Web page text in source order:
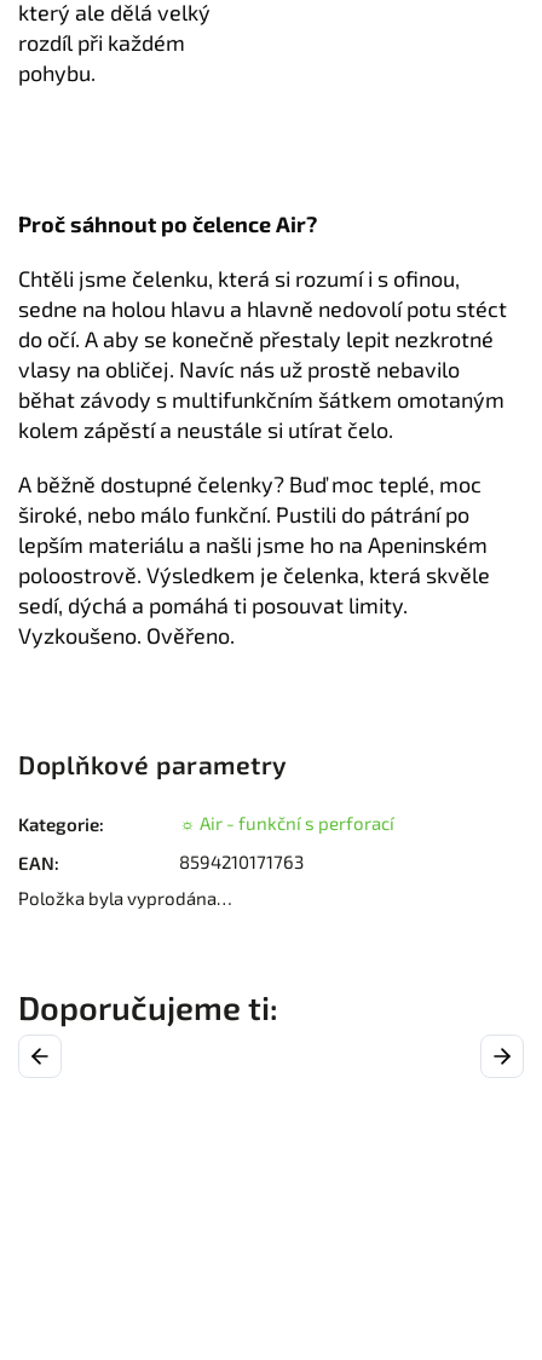
který ale dělá velký
rozdíl při každém
pohybu.
Proč sáhnout po čelence Air?
Chtěli jsme čelenku, která si rozumí i s ofinou,
sedne na holou hlavu a hlavně nedovolí potu stéct
do očí. A aby se konečně přestaly lepit nezkrotné
vlasy na obličej. Navíc nás už prostě nebavilo
běhat závody s multifunkčním šátkem omotaným
kolem zápěstí a neustále si utírat čelo.
A běžně dostupné čelenky? Buď moc teplé, moc
široké, nebo málo funkční. Pustili do pátrání po
lepším materiálu a našli jsme ho na Apeninském
poloostrově. Výsledkem je čelenka, která skvěle
sedí, dýchá a pomáhá ti posouvat limity.
Vyzkoušeno. Ověřeno.
Doplňkové parametry
Kategorie:
☼ Air - funkční s perforací
EAN:
8594210171763
Položka byla vyprodána…
Previous Next